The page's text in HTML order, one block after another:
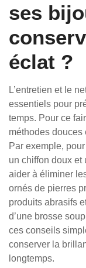
ses
éclat ?
L’entretien et le
essentiels pour
temps. Pour ce
méthodes douces
Par exemple,
un chiffon doux et
aider à éliminer
ornés de pierres
produits abrasifs
d’une brosse
ces conseils
conserver la
longtemps.